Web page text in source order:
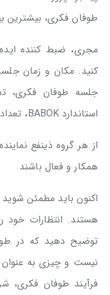
طوفان فکری، بیشترین
مجری، ضبط کننده
کنید. مکان و زمان
استاندارد BABOK، تعداد 6 تا 8 شرکت کننده را ایده‌آل می‌داند.
از هر گروه ذینفع
همکار و فعال باشند.
اکنون باید مطمئن
هستند. انتظارات خود
توضیح دهید که در
نیست و چیزی به عنوان
فرآیند طوفان فکری،